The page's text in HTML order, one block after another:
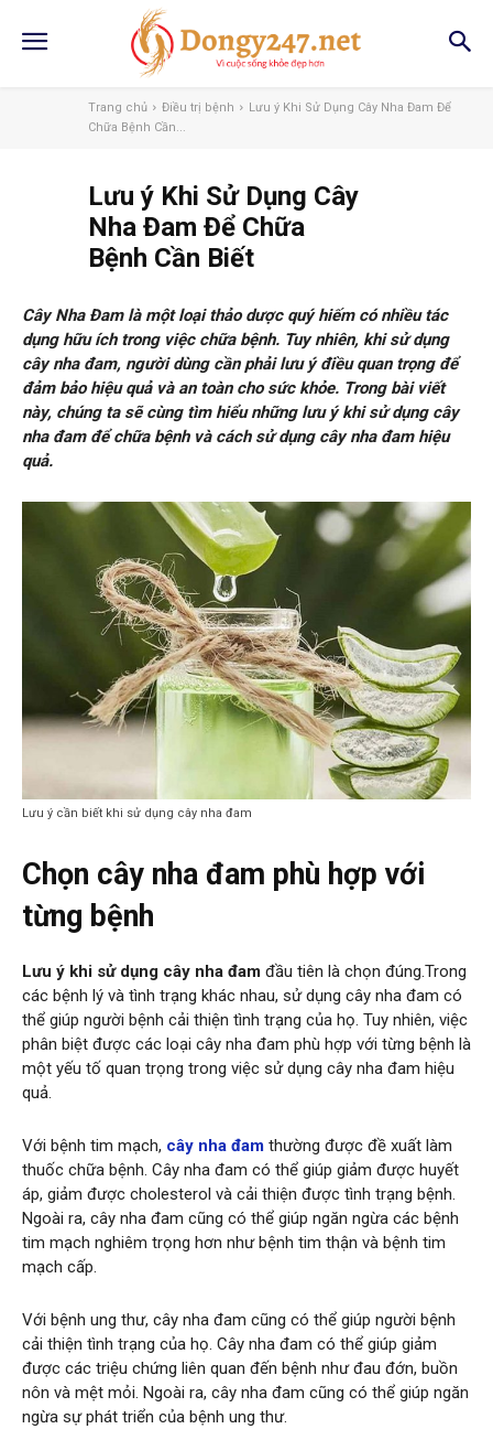
Trang chủ Điều trị bệnh
Lưu ý Khi Sử Dụng Cây Nha Đam Để
Chữa Bệnh Cần...
Lưu ý Khi Sử Dụng Cây
Nha Đam Để Chữa
Bệnh Cần Biết
Cây Nha Đam là một loại thảo dược quý hiếm có nhiều tác
dụng hữu ích trong việc chữa bệnh. Tuy nhiên, khi sử dụng
cây nha đam, người dùng cần phải lưu ý điều quan trọng để
đảm bảo hiệu quả và an toàn cho sức khỏe. Trong bài viết
này, chúng ta sẽ cùng tìm hiểu những lưu ý khi sử dụng cây
nha đam để chữa bệnh và cách sử dụng cây nha đam hiệu
quả.
Lưu ý cần biết khi sử dụng cây nha đam
Chọn cây nha đam phù hợp với
từng bệnh
Lưu ý khi sử dụng cây nha đam đầu tiên là chọn đúng.Trong
các bệnh lý và tình trạng khác nhau, sử dụng cây nha đam có
thể giúp người bệnh cải thiện tình trạng của họ. Tuy nhiên, việc
phân biệt được các loại cây nha đam phù hợp với từng bệnh là
một yếu tố quan trọng trong việc sử dụng cây nha đam hiệu
quả.
Với bệnh tim mạch, cây nha đam thường được đề xuất làm
thuốc chữa bệnh. Cây nha đam có thể giúp giảm được huyết
áp, giảm được cholesterol và cải thiện được tình trạng bệnh.
Ngoài ra, cây nha đam cũng có thể giúp ngăn ngừa các bệnh
tim mạch nghiêm trọng hơn như bệnh tim thận và bệnh tim
mạch cấp.
Với bệnh ung thư, cây nha đam cũng có thể giúp người bệnh
cải thiện tình trạng của họ. Cây nha đam có thể giúp giảm
được các triệu chứng liên quan đến bệnh như đau đớn, buồn
nôn và mệt mỏi. Ngoài ra, cây nha đam cũng có thể giúp ngăn
ngừa sự phát triển của bệnh ung thư.